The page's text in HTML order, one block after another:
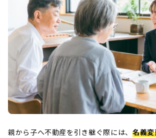
親から子へ不動産を引き継ぐ際には、 名義